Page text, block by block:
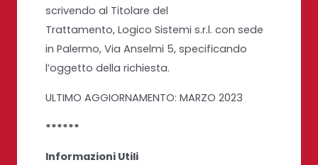
scrivendo al Titolare del
Trattamento, Logico Sistemi s.r.l. con sede
in Palermo, Via Anselmi 5, specificando
l’oggetto della richiesta.
ULTIMO AGGIORNAMENTO: MARZO 2023
******
Informazioni Utili